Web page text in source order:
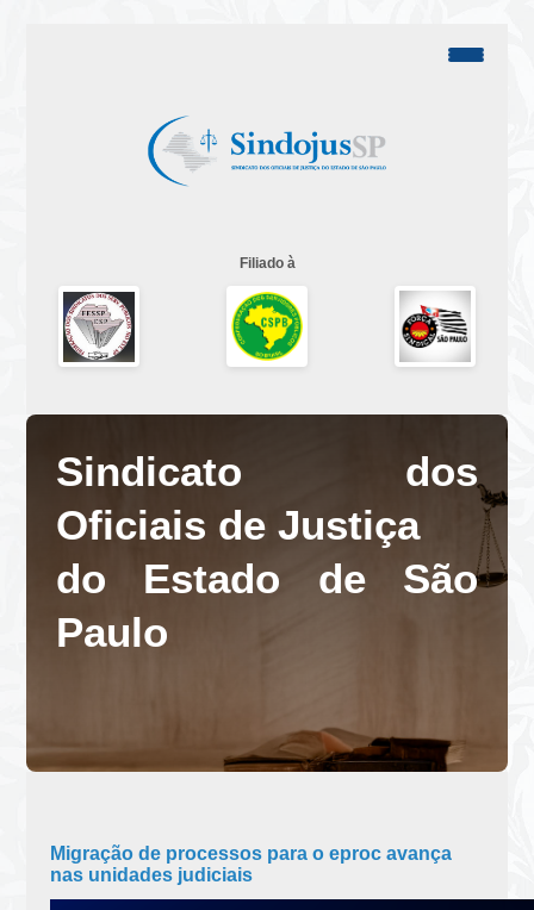
Filiado à
Sindicato dos
Oficiais de Justiça
do Estado de São
Paulo
Migração de processos para o eproc avança
nas unidades judiciais